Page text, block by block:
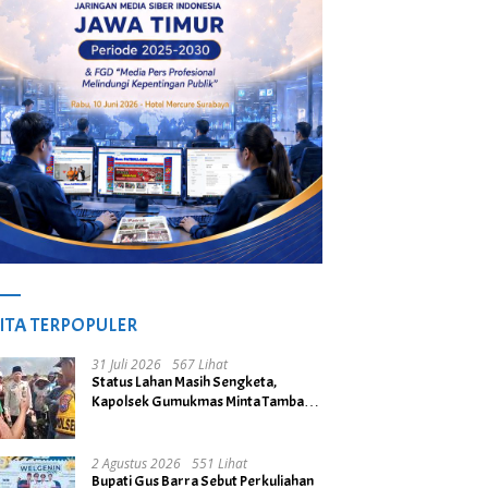
TERPOPULER
31 Juli 2026
567 Lihat
Status Lahan Masih Sengketa,
Kapolsek Gumukmas Minta Tambang
2 Agustus 2026
551 Lihat
Bupati Gus Barra Sebut Perkuliahan